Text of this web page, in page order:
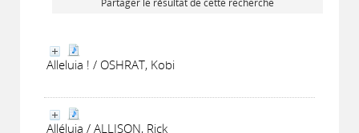
Partager le résultat de cette recherche
Alleluia ! / OSHRAT, Kobi
Alléluia / ALLISON, Rick